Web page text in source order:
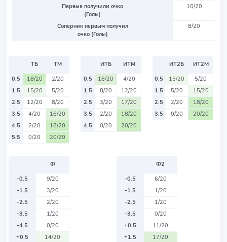
Первые получили очко
(Голы)
10/20
Соперник первым получил
очко (Голы)
8/20
ТБ
ТМ
0.5
18/20
2/20
1.5
15/20
5/20
2.5
12/20
8/20
3.5
4/20
16/20
4.5
2/20
18/20
5.5
0/20 20/20
ИТБ
ИТМ
0.5
16/20
4/20
1.5
8/20
12/20
2.5
3/20
17/20
3.5
2/20
18/20
4.5
0/20 20/20
ИТ2Б
ИТ2М
0.5
15/20
5/20
1.5
5/20
15/20
2.5
2/20
18/20
3.5
0/20 20/20
Ф
-0.5
9/20
-1.5
3/20
-2.5
2/20
-3.5
1/20
-4.5
0/20
+0.5
14/20
Ф2
-0.5
6/20
-1.5
1/20
-2.5
1/20
-3.5
0/20
+0.5
11/20
+1.5
17/20